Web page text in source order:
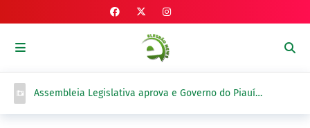
Assembleia Legislativa aprova e Governo do Piauí
do Piauí